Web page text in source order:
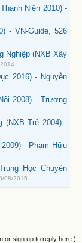
Niên 2010) -
- VN-Guide, 526
Nghiệp (NXB Xây
2016) - Nguyễn
2008) - Trương
(NXB Trẻ 2004) -
- Phạm Hữu
Học Chuyên
08/2015
or sign up to reply here.)